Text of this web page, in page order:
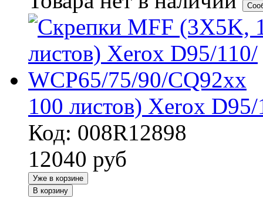
100 листов) Xerox
Код: 008R12898
12040 руб
Уже в корзине
В корзину